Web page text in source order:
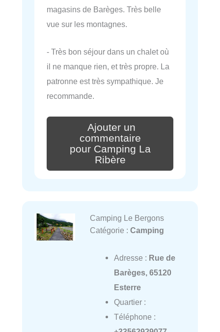
magasins de Barèges. Très belle
vue sur les montagnes.
- Très bon séjour dans un chalet où
il ne manque rien, et très propre. La
patronne est très sympathique. Je
recommande.
Ajouter un
commentaire
pour Camping La
Ribère
Camping Le Bergons
Catégorie : Camping
Adresse : Rue de
Barèges, 65120
Esterre
Quartier :
Téléphone :